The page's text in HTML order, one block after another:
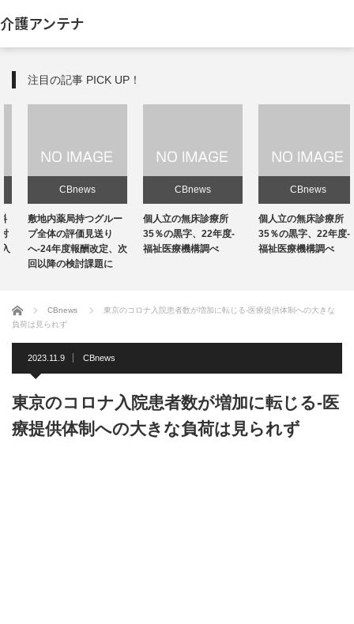
介護アンテナ
注目の記事 PICK UP！
CBnews
敷地内薬局持つグルー
プ全体の評価見送り
へ-24年度報酬改定、次
回以降の検討課題に
CBnews
個人立の無床診療所
35％の黒字、22年度-
福祉医療機構調べ
CBnews
個人立の無床診療所
35％の黒字、22年度-
福祉医療機構調べ
ホーム CBnews
東京のコロナ入院患者数が増加に転じる-医療提供体制への大きな
負荷は見られず
2023.11.9 CBnews
東京のコロナ入院患者数が増加に転じる-医
療提供体制への大きな負荷は見られず